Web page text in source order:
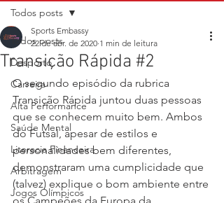
Todos posts
Desporto
Carreira
Alta Performance
Saúde Mental
Literacia Financeira
Arbitragem
Jogos Olímpicos
Todos posts
Transição Rápida #2
Sports Embassy
22 de abr. de 2020 1 min de leitura
O segundo episódio da rubrica
Transição Rápida juntou duas pessoas
que se conhecem muito bem. Ambos
do Futsal, apesar de estilos e
personalidades bem diferentes,
demonstraram uma cumplicidade que
(talvez) explique o bom ambiente entre